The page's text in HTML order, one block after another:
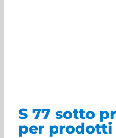
S 77 sotto
per prodotti